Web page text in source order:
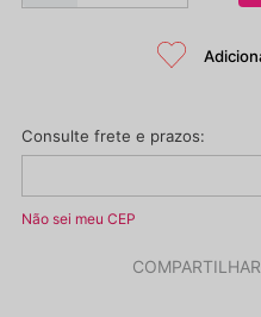
Não sei meu CEP
COMPARTILHAR